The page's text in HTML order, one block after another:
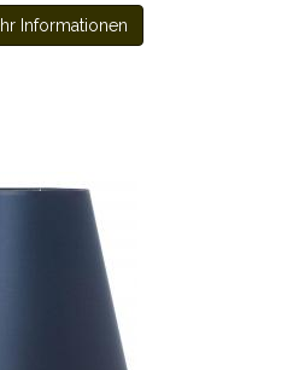
Informationen